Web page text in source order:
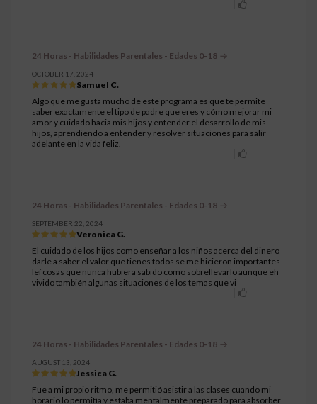
24 Horas - Habilidades Parentales - Edades 0-18
OCTOBER 17, 2024
Samuel C.
Algo que me gusta mucho de este programa es que te permite
saber exactamente el tipo de padre que eres y cómo mejorar mi
amor y cuidado hacia mis hijos y entender el desarrollo de mis
hijos, aprendiendo a entender y resolver situaciones para salir
adelante en la vida feliz.
24 Horas - Habilidades Parentales - Edades 0-18
SEPTEMBER 22, 2024
Veronica G.
El cuidado de los hijos como enseñar a los niños acerca del dinero
darle a saber el valor que tienes todos se me hicieron importantes
leí cosas que nunca hubiera sabido como sobrellevarlo aunque eh
vivido también algunas situaciones de los temas que vi
24 Horas - Habilidades Parentales - Edades 0-18
AUGUST 13, 2024
Jessica G.
Fue a mi propio ritmo, me permitió asistir a las clases cuando mi
horario lo permitía y estaba mentalmente preparado para absorber